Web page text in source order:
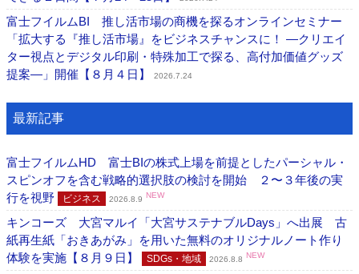
富士フイルムBI 推し活市場の商機を探るオンラインセミナー
「拡大する『推し活市場』をビジネスチャンスに！ ―クリエイ
ター視点とデジタル印刷・特殊加工で探る、高付加価値グッズ
提案―」開催【８月４日】
2026.7.24
最新記事
富士フイルムHD 富士BIの株式上場を前提としたパーシャル・
スピンオフを含む戦略的選択肢の検討を開始 ２〜３年後の実
行を視野
ビジネス 2026.8.9 NEW
キンコーズ 大宮マルイ「大宮サステナブルDays」へ出展 古
紙再生紙「おきあがみ」を用いた無料のオリジナルノート作り
体験を実施【８月９日】
SDGs・地域 2026.8.8 NEW